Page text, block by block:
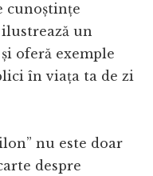
cunoștințe
un
oferă exemple
în viața ta de zi
nu este doar
despre